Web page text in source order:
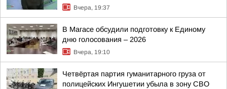
Вчера, 19:37
В Магасе обсудили подготовку к Единому
дню голосования – 2026
Вчера, 19:10
Четвёртая партия гуманитарного груза от
полицейских Ингушетии убыла в зону СВО